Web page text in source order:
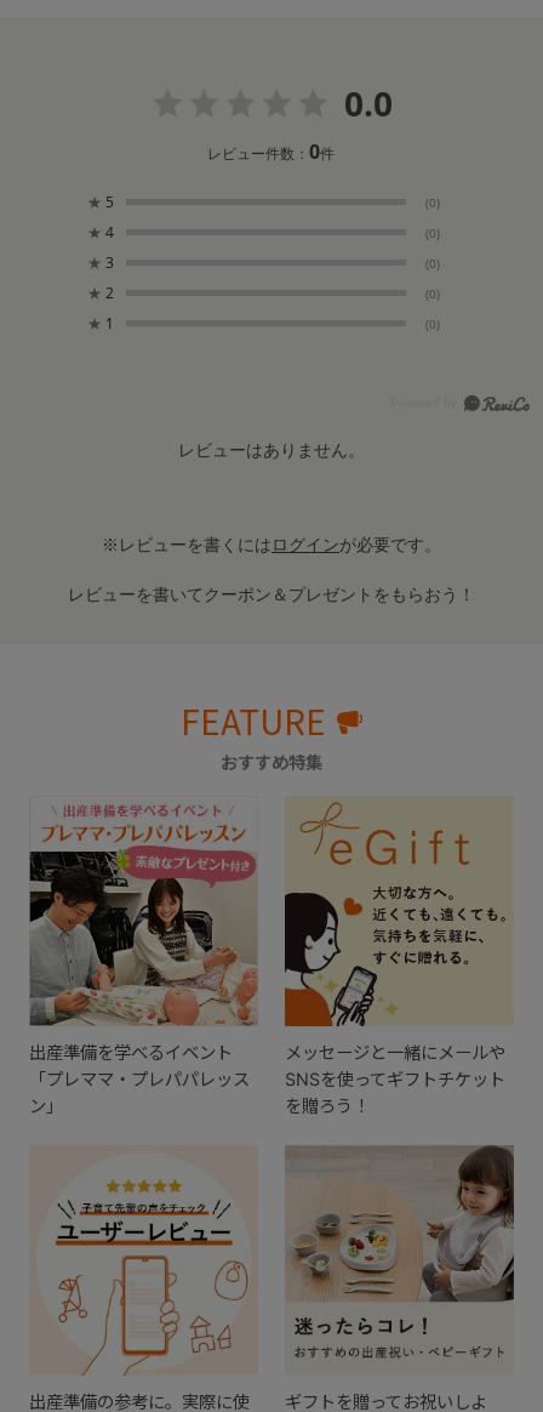
0.0
レビュー件数：0件
★ 5 (0)
★ 4 (0)
★ 3 (0)
★ 2 (0)
★ 1 (0)
レビューはありません。
※レビューを書くにはログインが必要です。
レビューを書いてクーポン＆プレゼントをもらおう！
FEATURE
おすすめ特集
出産準備を学べるイベント
「プレママ・プレパパレッス
ン」
メッセージと一緒にメールや
SNSを使ってギフトチケット
を贈ろう！
出産準備の参考に。実際に使 ギフトを贈ってお祝いしよ